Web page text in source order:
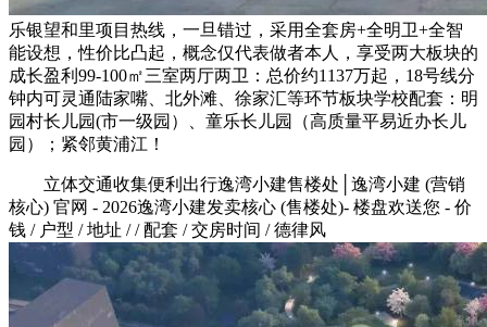
乐银望和里项目热线，一旦错过，采用全套房+全明卫+全智
能设想，性价比凸起，概念仅代表做者本人，享受两大板块的
成长盈利99-100㎡三室两厅两卫：总价约1137万起，18号线分
钟内可灵通陆家嘴、北外滩、徐家汇等环节板块学校配套：明
园村长儿园(市一级园）、童乐长儿园（高质量平易近办长儿
园）；紧邻黄浦江！
立体交通收集便利出行逸湾小建售楼处│逸湾小建 (营销
核心) 官网 - 2026逸湾小建发卖核心 (售楼处)- 楼盘欢送您 - 价
钱 / 户型 / 地址 / / 配套 / 交房时间 / 德律风